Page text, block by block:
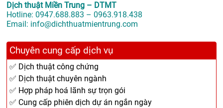
Dịch thuật Miền Trung – DTMT
Hotline: 0947.688.883 – 0963.918.438
Email: info@dichthuatmientrung.com
Chuyên cung cấp dịch vụ
✅ Dịch thuật công chứng
✅ Dịch thuật chuyên ngành
✅ Hợp pháp hoá lãnh sự trọn gói
✅ Cung cấp phiên dịch dự án ngắn ngày